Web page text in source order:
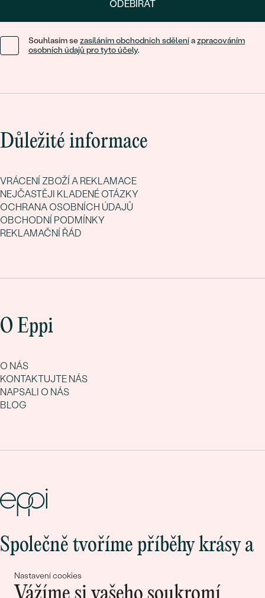
Nastavení cookies
ODEBÍRAT
Souhlasím sezasíláním obchodních sděleníazpracováním
osobních údajů pro tyto účely.
Důležité informace
VRÁCENÍ ZBOŽÍ A REKLAMACE
NEJČASTĚJI KLADENÉ OTÁZKY
OCHRANA OSOBNÍCH ÚDAJŮ
OBCHODNÍ PODMÍNKY
REKLAMAČNÍ ŘÁD
O Eppi
O NÁS
KONTAKTUJTE NÁS
NAPSALI O NÁS
BLOG
Společně tvoříme příběhy krásy a